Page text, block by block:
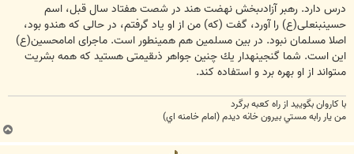
درس دارد. رهبر آزادى‏بخش نهضت هند در شصت هفتاد سال قبل، اسم
حسين‏بن‏على(ع) را آورد، گفت (كه) من از او ياد گرفتم، در حالى كه هندو بود،
اصلا مسلمان نبود. در بين مسلمين هم همينطور است. ماجراى امام‏حسين(ع)
اين است. شما گنجينه‏دار يك چنين جواهر ذى‏قيمتى هستيد كه همه بشريت
مى‏تواند از او بهره برد و استفاده كند.
با كاروان بگوييد از راه كعبه برگرد
من يار رابه مستي بيرون خانه ديدم (امام خامنه اي)
ب
ا